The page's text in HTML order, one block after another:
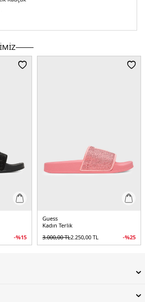
-%15
Guess
Kadın Terlik
3.000,00TL2.250,00 TL -%25